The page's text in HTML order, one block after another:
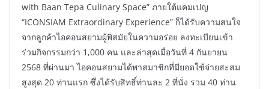
with Baan Tepa Culinary Space” ภายใต้แคมเปญ
“ICONSIAM Extraordinary Experience” ก็ได้รับความสนใจ
จากลูกค้าไอคอนสยามผู้พิสมัยในความอร่อย ลงทะเบียนเข้า
ร่วมกิจกรรมกว่า 1,000 คน และล่าสุดเมื่อวันที่ 4 กันยายน
2568 ที่ผ่านมา ไอคอนสยามได้พาสมาชิกที่มียอดใช้จ่ายสะสม
สูงสุด 20 ท่านแรก ซึ่งได้รับสิทธิ์ท่านละ 2 ที่นั่ง รวม 40 ท่าน